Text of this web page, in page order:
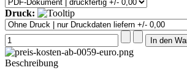
Druck:
Beschreibung